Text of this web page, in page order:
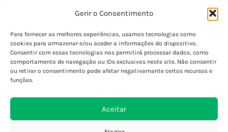
Gerir o Consentimento
Para fornecer as melhores experiências, usamos tecnologias como
cookies para armazenar e/ou aceder a informações do dispositivo.
Consentir com essas tecnologias nos permitirá processar dados, como
comportamento de navegação ou IDs exclusivos neste site. Não consentir
ou retirar o consentimento pode afetar negativamante certos recursos e
funções.
Aceitar
Política de Privacidade
Termos e Condições
Perguntas Frequentes
Custos de Envio
Encomendas Internacionais
Devoluções e Trocas